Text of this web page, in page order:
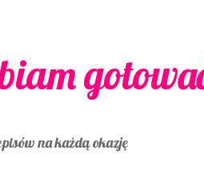
na każdą okazję